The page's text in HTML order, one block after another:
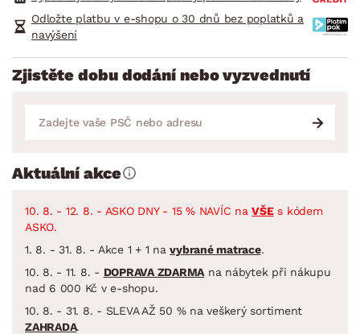
Odložte platbu v e-shopu o 30 dnů bez poplatků a
navýšení
Zjistěte dobu dodání nebo vyzvednutí
Aktuální akce
10. 8. - 12. 8. - ASKO DNY - 15 % NAVÍC naVŠEs kódem
ASKO.
1. 8. - 31. 8. - Akce 1 + 1 navybrané matrace.
10. 8. - 11. 8. - DOPRAVA ZDARMA na nábytek při nákupu
nad 6 000 Kč v e-shopu.
10. 8. - 31. 8. - SLEVA AŽ 50 % na veškerý sortiment
ZAHRADA.